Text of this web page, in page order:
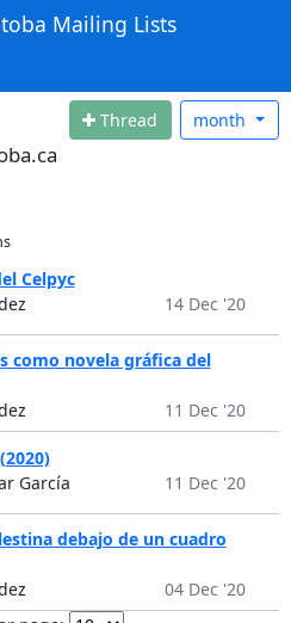
Mailing Lists
Thread month
Celpyc
14 Dec '20
como novela gráfica del
11 Dec '20
García
11 Dec '20
debajo de un cuadro
04 Dec '20